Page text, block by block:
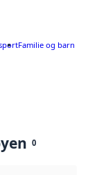
Familie og barn
0